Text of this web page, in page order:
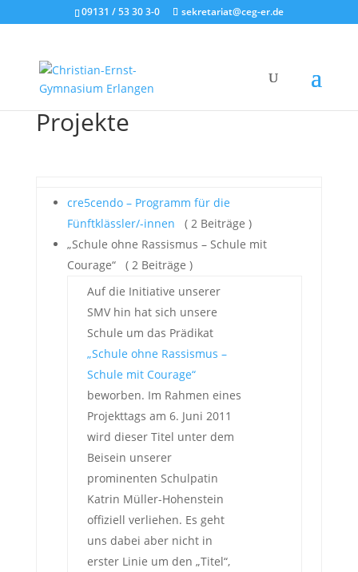
09131 / 53 30 3-0 sekretariat@ceg-er.de
Projekte
cre5cendo – Programm für die
Fünftklässler/-innen
( 2 Beiträge )
„Schule ohne Rassismus – Schule mit
Courage“ ( 2 Beiträge )
Auf die Initiative unserer
SMV hin hat sich unsere
Schule um das Prädikat
„Schule ohne Rassismus –
Schule mit Courage“
beworben. Im Rahmen eines
Projekttags am 6. Juni 2011
wird dieser Titel unter dem
Beisein unserer
prominenten Schulpatin
Katrin Müller-Hohenstein
offiziell verliehen. Es geht
uns dabei aber nicht in
erster Linie um den „Titel“,